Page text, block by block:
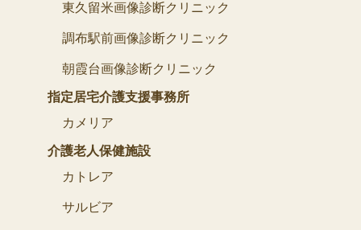
東久留米画像診断クリニック
調布駅前画像診断クリニック
朝霞台画像診断クリニック
指定居宅介護支援事務所
カメリア
介護老人保健施設
カトレア
サルビア